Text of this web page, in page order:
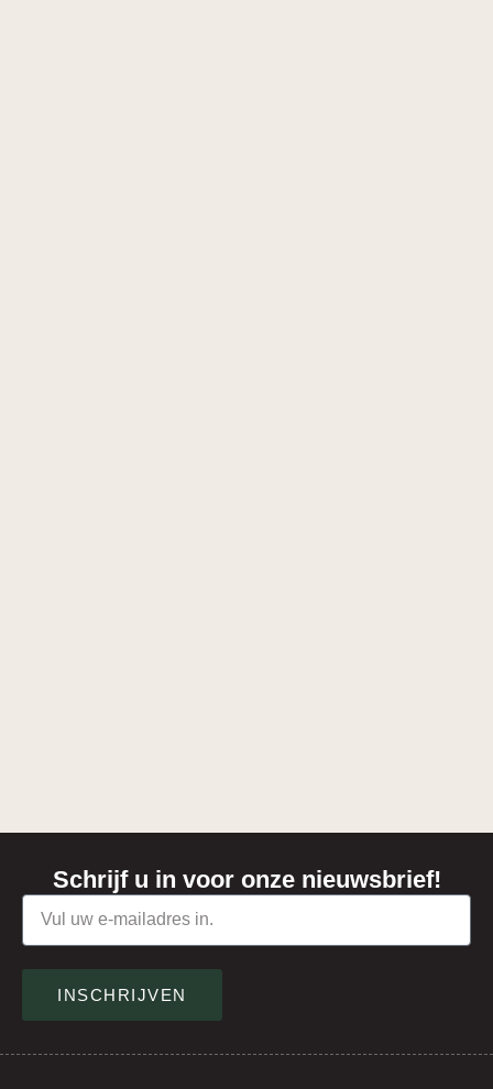
Schrijf u in voor onze nieuwsbrief!
INSCHRIJVEN